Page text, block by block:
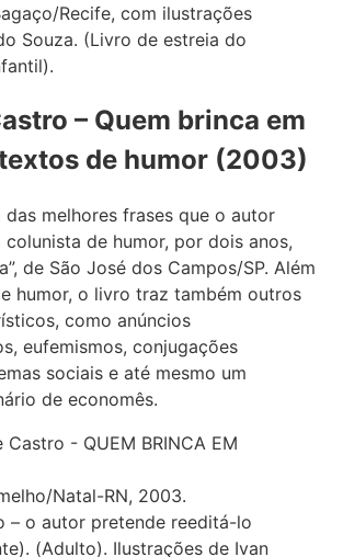
Recife, com ilustrações
Souza. (Livro de estreia do
– Quem brinca em
de humor (2003)
das melhores frases que o autor
de humor, por dois anos,
de São José dos Campos/SP. Além
humor, o livro traz também outros
como anúncios
eufemismos, conjugações
sociais e até mesmo um
de economês.
Natal-RN, 2003.
– o autor pretende reeditá-lo
(Adulto). Ilustrações de Ivan